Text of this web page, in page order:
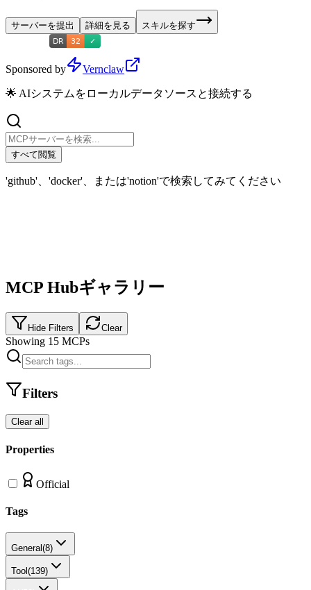
サーバーを提出 詳細を見る スキルを探す
Sponsored by Vernclaw
🌟 AIシステムをローカルデータソースと接続する
すべて閲覧
'github'、'docker'、または'notion'で検索してみてください
MCP Hubギャラリー
Hide Filters Clear
Showing 15 MCPs
Filters
Clear all
Properties
Official
Tags
General(8)
Tool (139)